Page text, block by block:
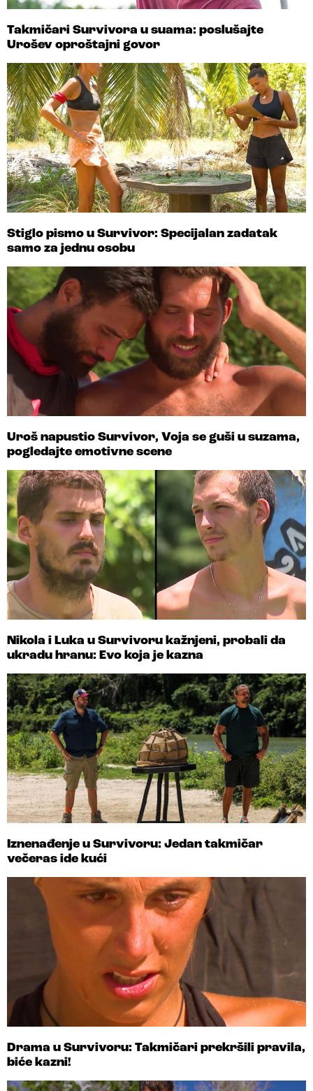
Takmičari Survivora u suama: poslušajte
Urošev oproštajni govor
Stiglo pismo u Survivor: Specijalan zadatak
samo za jednu osobu
Uroš napustio Survivor, Voja se guši u suzama,
pogledajte emotivne scene
Nikola i Luka u Survivoru kažnjeni, probali da
ukradu hranu: Evo koja je kazna
Iznenađenje u Survivoru: Jedan takmičar
večeras ide kući
Drama u Survivoru: Takmičari prekršili pravila,
biće kazni!